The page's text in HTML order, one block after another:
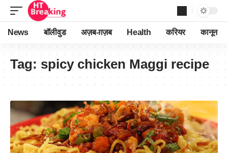
News बॉलीवुड अज़ब-ग़ज़ब Health करियर कानून
Tag: spicy chicken Maggi recipe